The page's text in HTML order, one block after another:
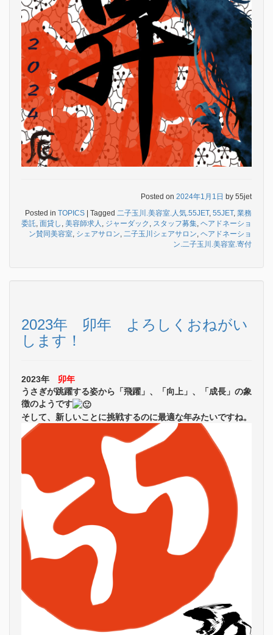
Posted on 2024年1月1日 by 55jet
Posted in TOPICS Tagged 二子玉川.美容室.人気.55JET, 55JET, 業務
委託, 面貸し , 美容師求人 , ジャーダック , スタッフ募集, ヘアドネーショ
ン賛同美容室, シェアサロン, 二子玉川シェアサロン, ヘアドネーショ
ン.二子玉川.美容室.寄付
2023年 卯年 よろしくおねがい
します！
2023年 卯年
うさぎが跳躍する姿から「飛躍」、「向上」、「成長」の象
徴のようです
そして、新しいことに挑戦するのに最適な年みたいですね。